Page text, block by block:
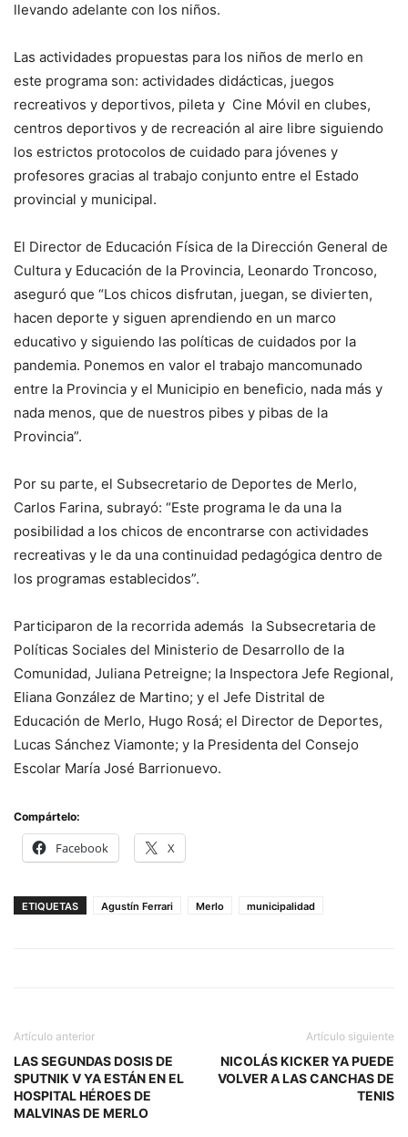
llevando adelante con los niños.
Las actividades propuestas para los niños de merlo en
este programa son: actividades didácticas, juegos
recreativos y deportivos, pileta y Cine Móvil en clubes,
centros deportivos y de recreación al aire libre siguiendo
los estrictos protocolos de cuidado para jóvenes y
profesores gracias al trabajo conjunto entre el Estado
provincial y municipal.
El Director de Educación Física de la Dirección General de
Cultura y Educación de la Provincia, Leonardo Troncoso,
aseguró que “Los chicos disfrutan, juegan, se divierten,
hacen deporte y siguen aprendiendo en un marco
educativo y siguiendo las políticas de cuidados por la
pandemia. Ponemos en valor el trabajo mancomunado
entre la Provincia y el Municipio en beneficio, nada más y
nada menos, que de nuestros pibes y pibas de la
Provincia”.
Por su parte, el Subsecretario de Deportes de Merlo,
Carlos Farina, subrayó: “Este programa le da una la
posibilidad a los chicos de encontrarse con actividades
recreativas y le da una continuidad pedagógica dentro de
los programas establecidos”.
Participaron de la recorrida además la Subsecretaria de
Políticas Sociales del Ministerio de Desarrollo de la
Comunidad, Juliana Petreigne; la Inspectora Jefe Regional,
Eliana González de Martino; y el Jefe Distrital de
Educación de Merlo, Hugo Rosá; el Director de Deportes,
Lucas Sánchez Viamonte; y la Presidenta del Consejo
Escolar María José Barrionuevo.
Compártelo:
Facebook X
ETIQUETAS Agustín Ferrari Merlo municipalidad
Artículo anterior
LAS SEGUNDAS DOSIS DE
SPUTNIK V YA ESTÁN EN EL
HOSPITAL HÉROES DE
MALVINAS DE MERLO
Artículo siguiente
NICOLÁS KICKER YA PUEDE
VOLVER A LAS CANCHAS DE
TENIS